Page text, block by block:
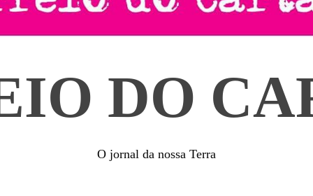
DO
O jornal da nossa Terra